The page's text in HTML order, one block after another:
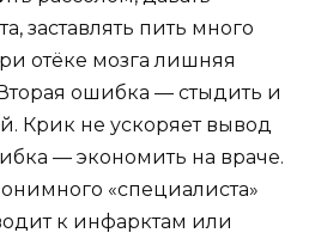
заставлять пить много
отёке мозга лишняя
ошибка — стыдить и
Крик не ускоряет вывод
— экономить на враче.
«специалиста»
к инфарктам или